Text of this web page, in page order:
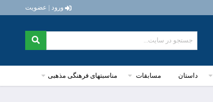
ورود | عضویت
داستان مسابقات مناسبتهای فرهنگی مذهبی